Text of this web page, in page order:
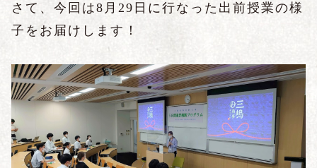
さて、今回は8月29日に行なった出前授業の様
子をお届けします！